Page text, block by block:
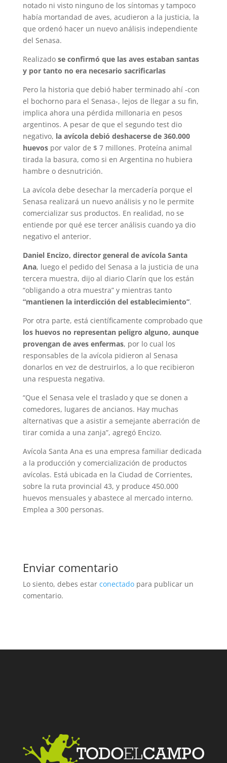
notado ni visto ninguno de los síntomas y tampoco
había mortandad de aves, acudieron a la justicia, la
que ordenó hacer un nuevo análisis independiente
del Senasa.
Realizado se confirmó que las aves estaban santas
y por tanto no era necesario sacrificarlas
Pero la historia que debió haber terminado ahí -con
el bochorno para el Senasa-, lejos de llegar a su fin,
implica ahora una pérdida millonaria en pesos
argentinos. A pesar de que el segundo test dio
negativo, la avícola debió deshacerse de 360.000
huevospor valor de $ 7 millones. Proteína animal
tirada la basura, como si en Argentina no hubiera
hambre o desnutrición.
La avícola debe desechar la mercadería porque el
Senasa realizará un nuevo análisis y no le permite
comercializar sus productos. En realidad, no se
entiende por qué ese tercer análisis cuando ya dio
negativo el anterior.
Daniel Encizo, director general de avícola Santa
Ana, luego el pedido del Senasa a la justicia de una
tercera muestra, dijo al diario Clarín que los están
“obligando a otra muestra” y mientras tanto
“mantienen la interdicción del establecimiento”.
Por otra parte, está científicamente comprobado que
los huevos no representan peligro alguno, aunque
provengan de aves enfermas, por lo cual los
responsables de la avícola pidieron al Senasa
donarlos en vez de destruirlos, a lo que recibieron
una respuesta negativa.
“Que el Senasa vele el traslado y que se donen a
comedores, lugares de ancianos. Hay muchas
alternativas que a asistir a semejante aberración de
tirar comida a una zanja”, agregó Encizo.
Avícola Santa Ana es una empresa familiar dedicada
a la producción y comercialización de productos
avícolas. Está ubicada en la Ciudad de Corrientes,
sobre la ruta provincial 43, y produce 450.000
huevos mensuales y abastece al mercado interno.
Emplea a 300 personas.
Enviar comentario
Lo siento, debes estar conectadopara publicar un
comentario.
Facebook